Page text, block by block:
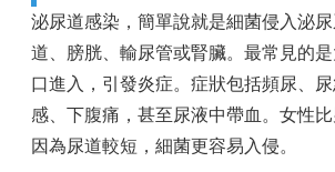
泌尿道感染，簡單說就是細菌侵入泌
道、膀胱、輸尿管或腎臟。最常見的
口進入，引發炎症。症狀包括頻尿、
感、下腹痛，甚至尿液中帶血。女性比
因為尿道較短，細菌更容易入侵。